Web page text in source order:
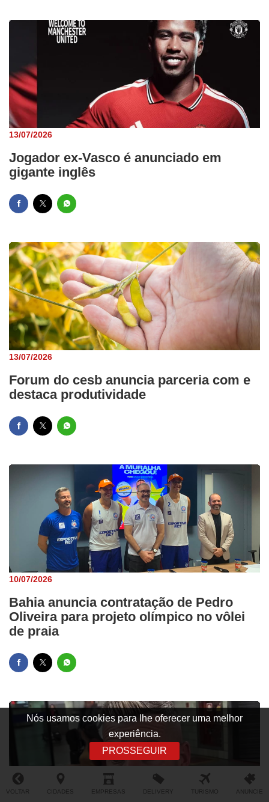
Nós usamos cookies para lhe oferecer uma melhor
experiência.
PROSSEGUIR
13/07/2026
Jogador ex-Vasco é anunciado em
gigante inglês
13/07/2026
Forum do cesb anuncia parceria com e
destaca produtividade
10/07/2026
Bahia anuncia contratação de Pedro
Oliveira para projeto olímpico no vôlei
de praia
VOLTAR CIDADES EMPRESAS DELIVERY TURISMO ANUNCIE